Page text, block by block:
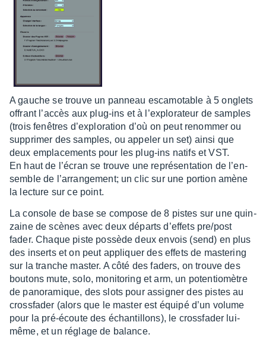
A gauche se trouve un panneau esca­mo­table à 5 onglets
offrant l’ac­cès aux plug-ins et à l’ex­plo­ra­teur de samples
(trois fenêtres d’ex­plo­ra­tion d’où on peut renom­mer ou
suppri­mer des samples, ou appe­ler un set) ainsi que
deux empla­ce­ments pour les plug-ins natifs et VST.
En haut de l’écran se trouve une repré­sen­ta­tion de l’en­
semble de l’ar­ran­ge­ment; un clic sur une portion amène
la lecture sur ce point.
La console de base se compose de 8 pistes sur une quin­
zaine de scènes avec deux départs d’ef­fets pre/post
fader. Chaque piste possède deux envois (send) en plus
des inserts et on peut appliquer des effets de maste­ring
sur la tranche master. A côté des faders, on trouve des
boutons mute, solo, moni­to­ring et arm, un poten­tio­mètre
de pano­ra­mique, des slots pour assi­gner des pistes au
cross­fa­der (alors que le master est équipé d’un volume
pour la pré-écoute des échan­tillons), le cross­fa­der lui-
même, et un réglage de balance.